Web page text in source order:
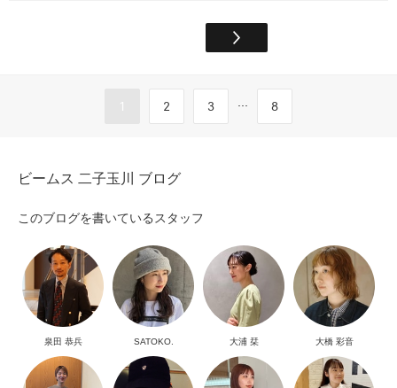
1 2 3 ... 8
ビームス 二子玉川 ブログ
このブログを書いているスタッフ
泉田 恭兵 SATOKO. 大浦 栞 大橋 彩音